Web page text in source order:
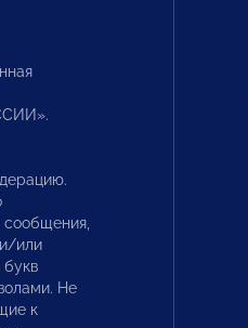
сообщения,
или
букв
Не
к